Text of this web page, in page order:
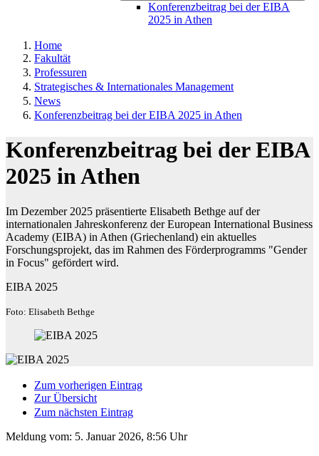
Konferenzbeitrag bei der EIBA
2025 in Athen
Home
Fakultät
Professuren
Strategisches & Internationales Management
News
Konferenzbeitrag bei der EIBA 2025 in Athen
Konferenzbeitrag bei der EIBA
2025 in Athen
Im Dezember 2025 präsentierte Elisabeth Bethge auf der
internationalen Jahreskonferenz der European International Business
Academy (EIBA) in Athen (Griechenland) ein aktuelles
Forschungsprojekt, das im Rahmen des Förderprogramms "Gender
in Focus" gefördert wird.
EIBA 2025
Foto: Elisabeth Bethge
Zum vorherigen Eintrag
Zur Übersicht
Zum nächsten Eintrag
Meldung vom: 5. Januar 2026, 8:56 Uhr